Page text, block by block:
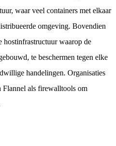
waar veel containers met elkaar
omgeving. Bovendien
hostinfrastructuur waarop de
te beschermen tegen elke
handelingen. Organisaties
als firewalltools om